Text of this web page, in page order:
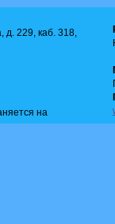
д. 229, каб. 318,
на